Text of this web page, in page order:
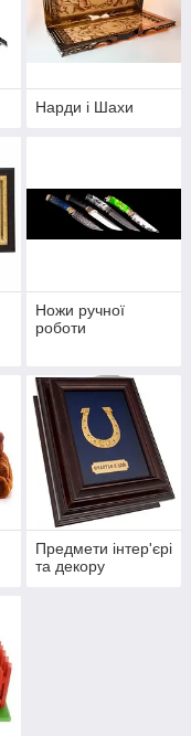
Нарди і Шахи
Ножи ручної
роботи
Предмети інтер'єрі
та декору